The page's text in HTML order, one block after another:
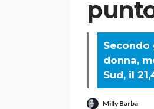
donna,
Sud, il
Milly Barba